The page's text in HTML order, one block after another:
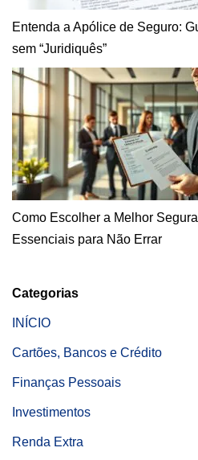
Entenda a Apólice de Seguro:
sem “Juridiquês”
Como Escolher a Melhor
Essenciais para Não Errar
Categorias
INÍCIO
Cartões, Bancos e Crédito
Finanças Pessoais
Investimentos
Renda Extra